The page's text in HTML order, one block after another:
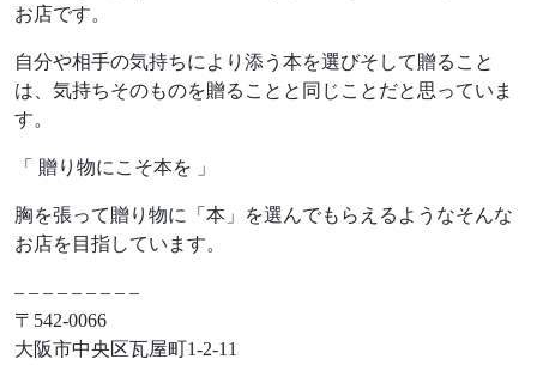
お店です。
自分や相手の気持ちにより添う本を選びそして贈ること
は、気持ちそのものを贈ることと同じことだと思っていま
す。
「 贈り物にこそ本を 」
胸を張って贈り物に「本」を選んでもらえるようなそんな
お店を目指しています。
– – – – – – – – –
〒542-0066
大阪市中央区瓦屋町1-2-11